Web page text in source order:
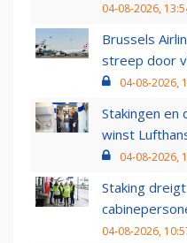
04-08-2026,
Brussels
streep door
04-08-2026,
Stakingen en
winst
04-08-2026,
Staking
04-08-2026,